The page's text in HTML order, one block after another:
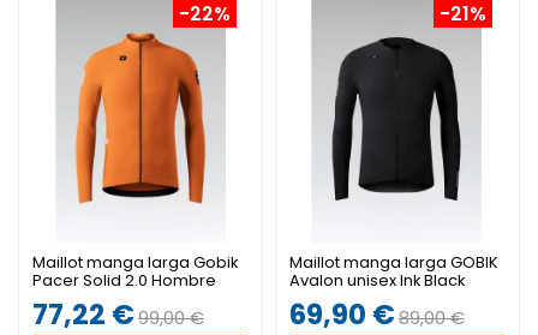
-22%
Maillot manga larga Gobik
Pacer Solid 2.0 Hombre
Thai
77,22 €99,00 €
-21%
Maillot manga larga GOBIK
Avalon unisex Ink Black
69,90 €89,00 €